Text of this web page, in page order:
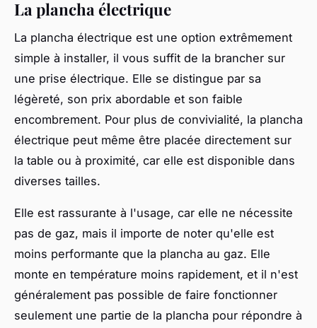
La plancha électrique
La plancha électrique est une option extrêmement
simple à installer, il vous suffit de la brancher sur
une prise électrique. Elle se distingue par sa
légèreté, son prix abordable et son faible
encombrement. Pour plus de convivialité, la plancha
électrique peut même être placée directement sur
la table ou à proximité, car elle est disponible dans
diverses tailles.
Elle est rassurante à l'usage, car elle ne nécessite
pas de gaz, mais il importe de noter qu'elle est
moins performante que la plancha au gaz. Elle
monte en température moins rapidement, et il n'est
généralement pas possible de faire fonctionner
seulement une partie de la plancha pour répondre à